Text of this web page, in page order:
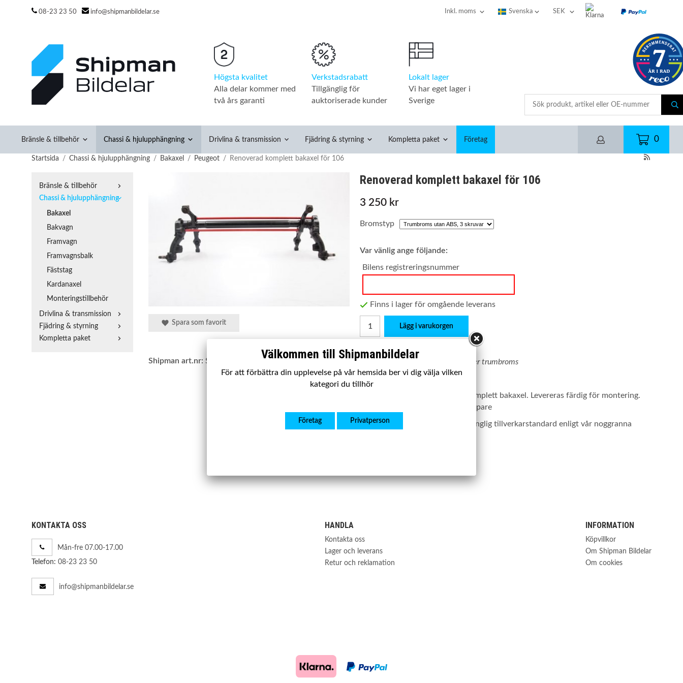
08-23 23 50 info@shipmanbildelar.se
Högsta kvalitet
Alla delar kommer med
två års garanti
Verkstadsrabatt
Tillgänglig för
auktoriserade kunder
Lokalt lager
Vi har eget lager i
Sverige
Bränsle & tillbehör Chassi & hjulupphängning Drivlina & transmission Fjädring & styrning Kompletta paket Företag 0
Startsida / Chassi & hjulupphängning / Bakaxel / Peugeot / Renoverad komplett bakaxel för 106
Bränsle & tillbehör
Chassi & hjulupphängning
Bakaxel
Bakvagn
Framvagn
Framvagnsbalk
Fäststag
Kardanaxel
Monteringstillbehör
Drivlina & transmission
Fjädring & styrning
Kompletta paket
Renoverad komplett bakaxel för 106
3 250 kr
Bromstyp
Var vänlig ange följande:
Bilens registreringsnummer
Finns i lager för omgående leverans
Lägg i varukorgen
Produktbeskrivning:
Välj bromstyp ovan! Skivbroms eller trumbroms
Renoverad komplett bakaxel. Levereras färdig för montering.
Flytta över bromsar och stötdämpare
Utförande:
Renoverad till ursprunglig tillverkarstandard enligt vår noggranna
Spara som favorit
Shipman art.nr: SBAXLR1061R
KONTAKTA OSS
Mån-fre 07.00-17.00
Telefon: 08-23 23 50
info@shipmanbildelar.se
HANDLA
Kontakta oss
Lager och leverans
Retur och reklamation
INFORMATION
Köpvillkor
Om Shipman Bildelar
Om cookies
Välkommen till Shipmanbildelar
För att förbättra din upplevelse på vår hemsida ber vi dig välja vilken
kategori du tillhör
Företag Privatperson